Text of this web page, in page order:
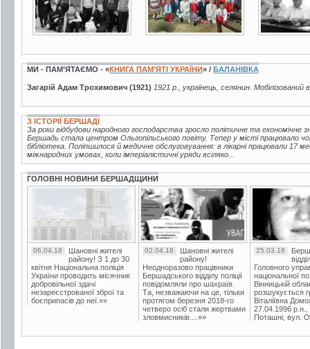
МИ - ПАМ’ЯТАЄМО - «КНИГА ПАМ’ЯТІ УКРАЇНИ» / БАЛАНІВКА
Загарій Адам Трохимович (1921) 1921 р., українець, селянин.
З ІСТОРІЇ БЕРШАДІ
За роки відбудови народного господарства зросло політичне та економічне
Бершадь стала центром Ольгопільського повіту. Тепер у місті працювало
бібліотека. Поліпшилося й медичне обслуговування: в лікарні працювали 17
міжнародних умовах, коли імперіалістичні уряди всіляко...
ГОЛОВНІ НОВИНИ БЕРШАДЩИНИ
06.04.18
Шановні жителі
району! З 1 до 30
квітня Національна поліція
України проводить місячник
добровільної здачі
незареєстрованої зброї та
боєприпасів до неї.»»
02.04.18
Шановні жителі
району!
Неодноразово працівники
Бершадського відділу поліції
повідомляли про шахраїв.
Та, незважаючи на це, тільки
протягом березня 2018-го
четверо осіб стали жертвами
зловмисників....»»
25.03.18
Головного
національної
Вінницькій
розшукується
Віталіївна
27.04.1996 р.н.,
Поташні, вул.